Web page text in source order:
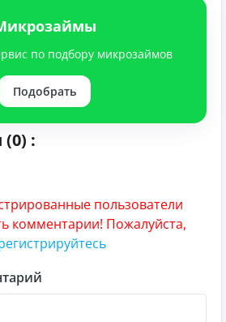
по подбору микрозаймов
Подобрать
:
пользователи
комментарии! Пожалуйста,